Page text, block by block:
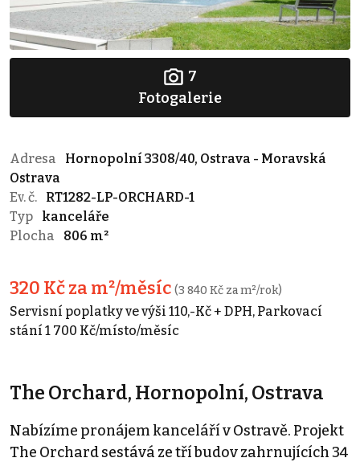
7
Fotogalerie
Adresa
Hornopolní 3308/40, Ostrava - Moravská
Ostrava
Ev. č.
RT1282-LP-ORCHARD-1
Typ
kanceláře
Plocha
806 m²
320 Kč za m²/měsíc (3 840 Kč za m²/rok)
Servisní poplatky ve výši 110,-Kč + DPH, Parkovací
stání 1 700 Kč/místo/měsíc
The Orchard, Hornopolní, Ostrava
Nabízíme pronájem kanceláří v Ostravě. Projekt
The Orchard sestává ze tří budov zahrnujících 34